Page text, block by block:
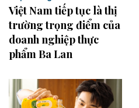
Việt Nam tiếp tục là thị
trường trọng điểm của
doanh nghiệp thực
phẩm Ba Lan